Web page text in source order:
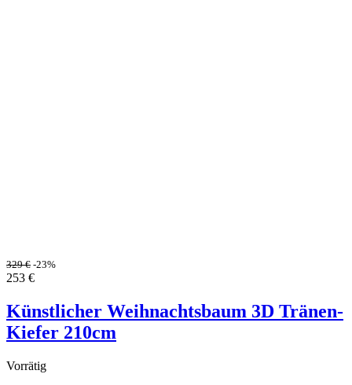
329€ -23%
253 €
Künstlicher Weihnachtsbaum 3D Tränen-
Kiefer 210cm
Vorrätig